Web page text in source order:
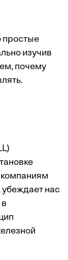
простые
изучив
почему
убеждает нас